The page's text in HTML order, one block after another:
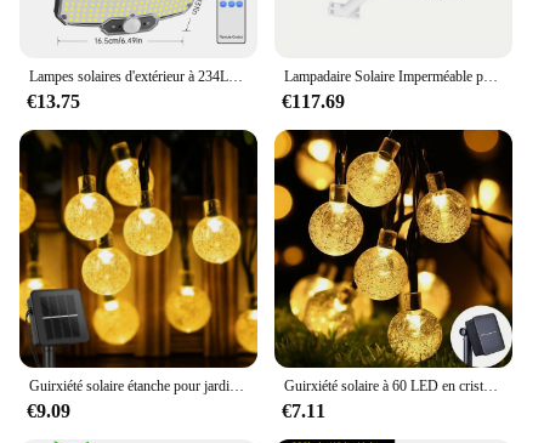
Lampes solaires d'extérieur à 234LED avec 3 modes, détecteur de mouvement, projecteurs solaires avec télécommande, sécurité étanche IP65, applique murale
€13.75
Lampadaire Solaire Imperméable pour Décoration de Jardin, Éclairage d'Extérieur, Sécurité, 200W, 6000mAh
€117.69
€9.09
Guirxiété solaire à 60 LED en cristal, 8 modes d'éclairage, IP65, lumière dégradée, guirxiété de Noël pour décor de fête de jardin, 1 pièce, 2 pièces
€7.11